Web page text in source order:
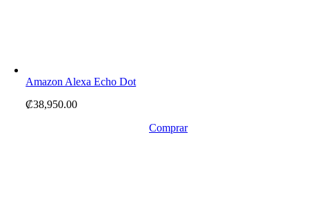
Amazon Alexa Echo Dot
₡38,950.00
Comprar